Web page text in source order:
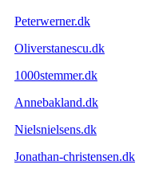
Peterwerner.dk
Oliverstanescu.dk
1000stemmer.dk
Annebakland.dk
Nielsnielsens.dk
Jonathan-christensen.dk